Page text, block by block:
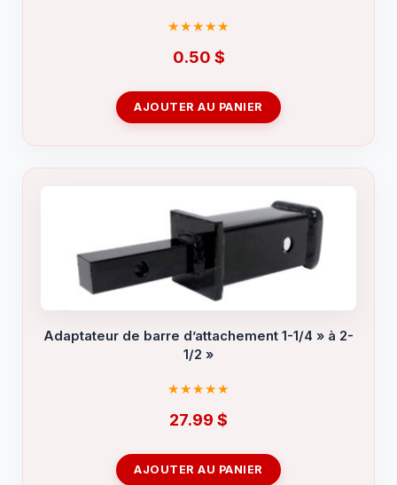
0.50 $
AJOUTER AU PANIER
Adaptateur de barre d’attachement 1-1/4 » à 2-
1/2 »
27.99 $
AJOUTER AU PANIER